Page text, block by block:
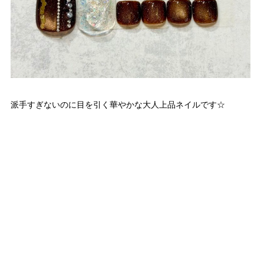
派手すぎないのに目を引く華やかな大人上品ネイルです☆